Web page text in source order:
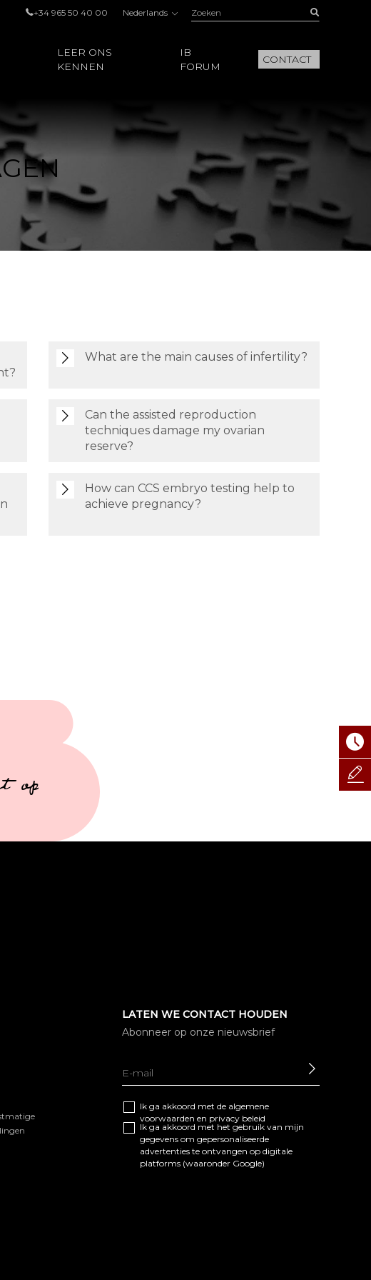
+34 965 50 40 00 Nederlands Zoeken:
LEER ONS
KENNEN
IB
FORUM
CONTACT
What are the main causes of infertility?
Can the assisted reproduction
techniques damage my ovarian
reserve?
How can CCS embryo testing help to
achieve pregnancy?
op
LATEN WE CONTACT HOUDEN
Abonneer op onze nieuwsbrief
Ik ga akkoord met de algemene
voorwaarden en privacy beleid
Ik ga akkoord met het gebruik van mijn
gegevens om gepersonaliseerde
advertenties te ontvangen op digitale
platforms (waaronder Google)